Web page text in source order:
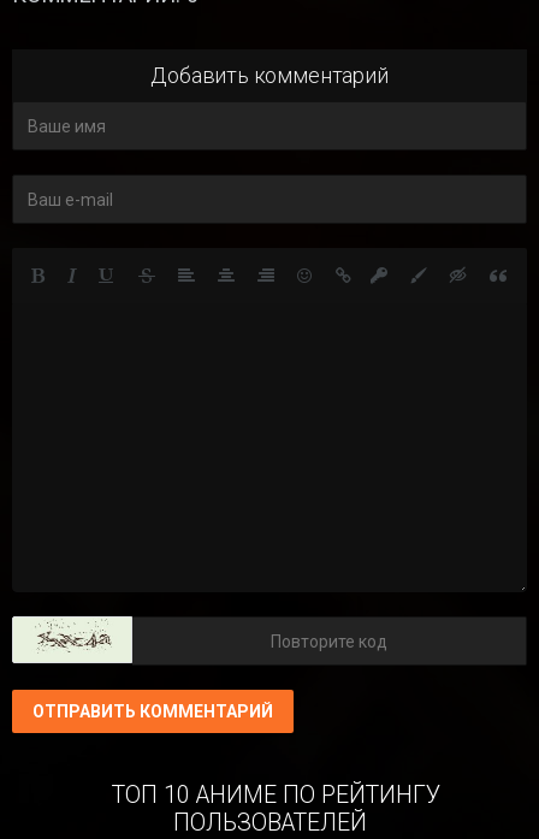
Добавить комментарий
ОТПРАВИТЬ КОММЕНТАРИЙ
ТОП 10 АНИМЕ ПО РЕЙТИНГУ
ПОЛЬЗОВАТЕЛЕЙ